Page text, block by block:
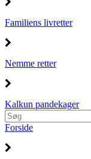
Familiens livretter
Nemme retter
Kalkun pandekager
Forside